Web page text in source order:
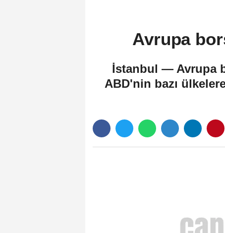
Avrupa
İstanbul — Avrupa
ABD'nin bazı